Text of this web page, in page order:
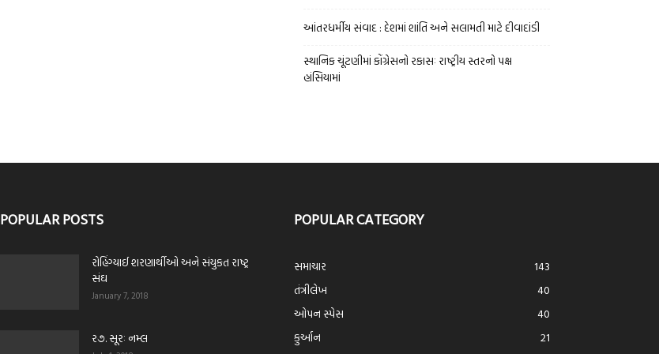
આંતરધર્મીય સંવાદ : દેશમાં શાંતિ અને સલામતી માટે દીવાદાંડી
સ્થાનિક ચૂંટણીમાં કોંગ્રેસનો રકાસઃ રાષ્ટ્રીય સ્તરનો પક્ષ
હાંસિયામાં
POPULAR POSTS
રોહિંગ્યાઈ શરણાર્થીઓ અને સંયુકત રાષ્ટ્ર
સંઘ
January 7, 2018
ર૭. સૂરઃ નમ્લ
POPULAR CATEGORY
સમાચાર
143
તંત્રીલેખ
40
ઓપન સ્પેસ
40
કુર્આન
21